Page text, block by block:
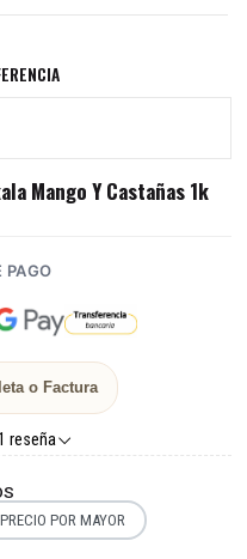
Mango Y Castañas 1k
PAGO
o Factura
1 reseña
PRECIO POR MAYOR